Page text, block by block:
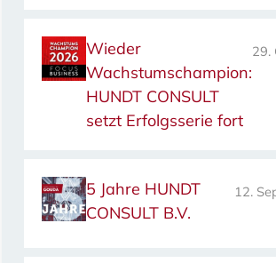
Wieder
Wachstumschampion:
HUNDT CONSULT
setzt Erfolgsserie fort
29.
5 Jahre HUNDT
CONSULT B.V.
12.